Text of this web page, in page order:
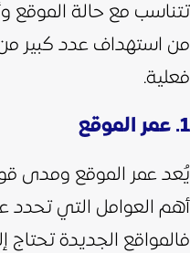
تتناسب مع حالة الموقع
من استهداف عدد كبير
فعلية.
1. عمر الموقع
يُعد عمر الموقع ومدى
أهم العوامل التي تحدد
فالمواقع الجديدة تحتاج